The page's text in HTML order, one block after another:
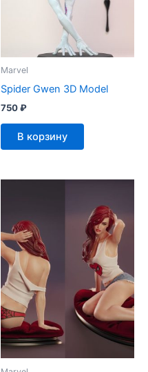
Marvel
Spider Gwen 3D Model
750₽
В корзину